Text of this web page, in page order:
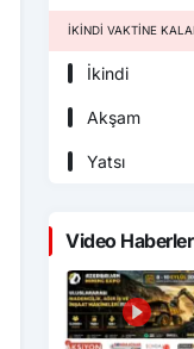
İKINDI VAKTINE
İkindi
Akşam
Yatsı
Video Haberler